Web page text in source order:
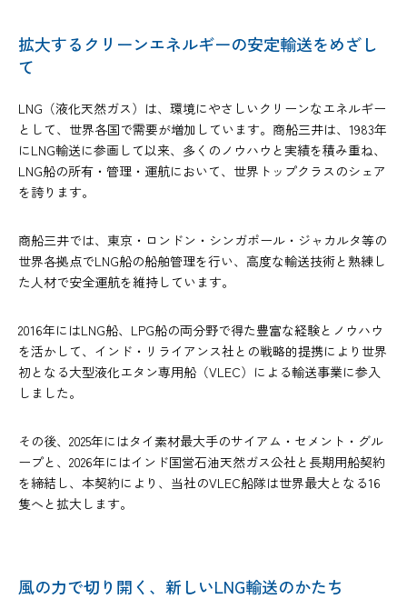
拡大するクリーンエネルギーの安定輸送をめざし
て
LNG（液化天然ガス）は、環境にやさしいクリーンなエネルギー
として、世界各国で需要が増加しています。商船三井は、1983年
にLNG輸送に参画して以来、多くのノウハウと実績を積み重ね、
LNG船の所有・管理・運航において、世界トップクラスのシェア
を誇ります。
商船三井では、東京・ロンドン・シンガポール・ジャカルタ等の
世界各拠点でLNG船の船舶管理を行い、高度な輸送技術と熟練し
た人材で安全運航を維持しています。
2016年にはLNG船、LPG船の両分野で得た豊富な経験とノウハウ
を活かして、インド・リライアンス社との戦略的提携により世界
初となる大型液化エタン専用船（VLEC）による輸送事業に参入
しました。
その後、2025年にはタイ素材最大手のサイアム・セメント・グル
ープと、2026年にはインド国営石油天然ガス公社と長期用船契約
を締結し、本契約により、当社のVLEC船隊は世界最大となる16
隻へと拡大します。
風の力で切り開く、新しいLNG輸送のかたち